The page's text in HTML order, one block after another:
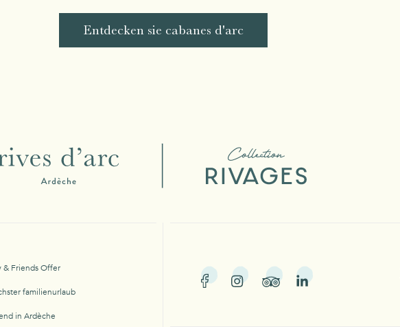
Entdecken sie cabanes d'arc
& Friends Offer
familienurlaub
in Ardèche